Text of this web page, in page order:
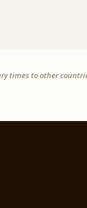
times to other